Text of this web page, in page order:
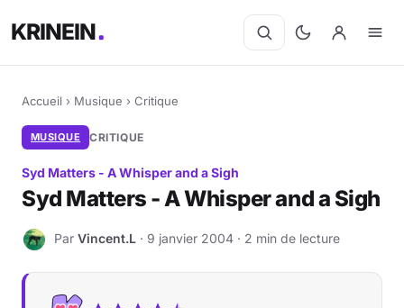
KRINEIN
Accueil › Musique › Critique
MUSIQUE CRITIQUE
Syd Matters - A Whisper and a Sigh
Syd Matters - A Whisper and a Sigh
V Par Vincent.L · 9 janvier 2004 · 2 min de lecture